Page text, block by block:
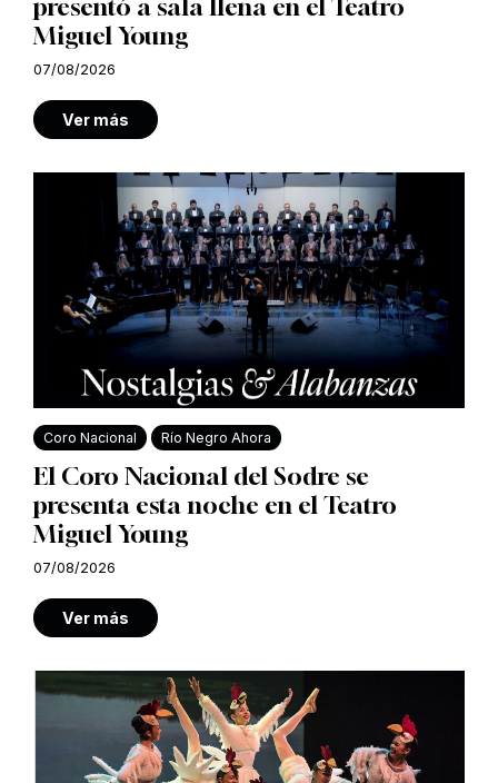
presentó a sala llena en el Teatro
Miguel Young
07/08/2026
Ver más
Coro Nacional Río Negro Ahora
El Coro Nacional del Sodre se
presenta esta noche en el Teatro
Miguel Young
07/08/2026
Ver más